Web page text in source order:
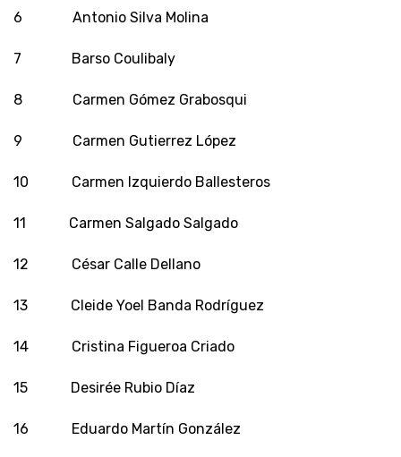
6 Antonio Silva Molina
7 Barso Coulibaly
8 Carmen Gómez Grabosqui
9 Carmen Gutierrez López
10 Carmen Izquierdo Ballesteros
11 Carmen Salgado Salgado
12 César Calle Dellano
13 Cleide Yoel Banda Rodríguez
14 Cristina Figueroa Criado
15 Desirée Rubio Díaz
16 Eduardo Martín González